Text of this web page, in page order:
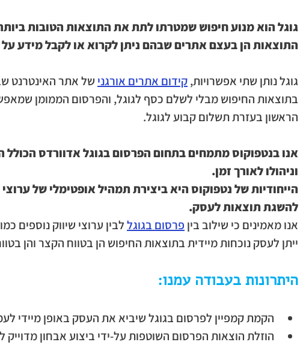
גוגל הוא מנוע חיפוש שמטרתו לתת את התוצאות הטובות
התוצאות הן בעצם אתרים שבהם ניתן לקרוא או לקבל מידע
גוגל נותן שתי אפשרויות, קידום אתרים אורגני של אתר האינטרנט
בתוצאות החיפוש מבלי לשלם כסף לגוגל, והפרסום הממומן
הראשון בעזרת תשלום קבוע לגוגל.
אנו בנטפוקוס מתמחים בתחום הפרסום בגוגל אדוורדס הכולל
וניהולו לאורך זמן.
הייחודיות של נטפוקוס היא ביצירת תמהיל אופטימלי של
להשגת תוצאות לעסק.
אנו מאמינים כי שילוב בין פרסום בגוגל לבין ערוצי שיווק נוספים
ייתן לעסק נוכחות מיידית בתוצאות החיפוש הן בטווח הקצר והן
היתרונות בעבודה עמנו:
הקמת קמפיין לפרסום בגוגל שיביא את העסק באופן מיידי
הוזלת הוצאות הפרסום השוטפות על-ידי ביצוע אבחון מדוייק